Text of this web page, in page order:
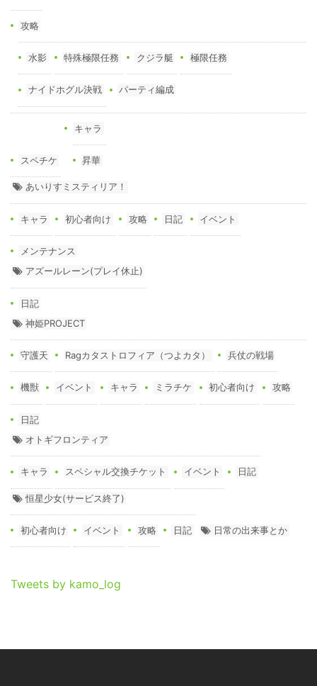
攻略
水影 特殊極限任務 クジラ艇 極限任務
ナイドホグル決戦 パーティ編成
スペチケ
キャラ
昇華
あいりすミスティリア！
キャラ 初心者向け 攻略 日記 イベント
メンテナンス
アズールレーン(プレイ休止)
日記
神姫PROJECT
守護天 Ragカタストロフィア（つよカタ） 兵仗の戦場
機獣 イベント キャラ ミラチケ 初心者向け 攻略
日記
オトギフロンティア
キャラ スペシャル交換チケット イベント 日記
恒星少女(サービス終了)
初心者向け イベント 攻略 日記 日常の出来事とか
Tweets by kamo_log